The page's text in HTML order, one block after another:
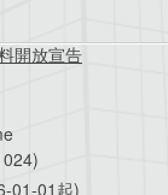
開放宣告
01-01起)